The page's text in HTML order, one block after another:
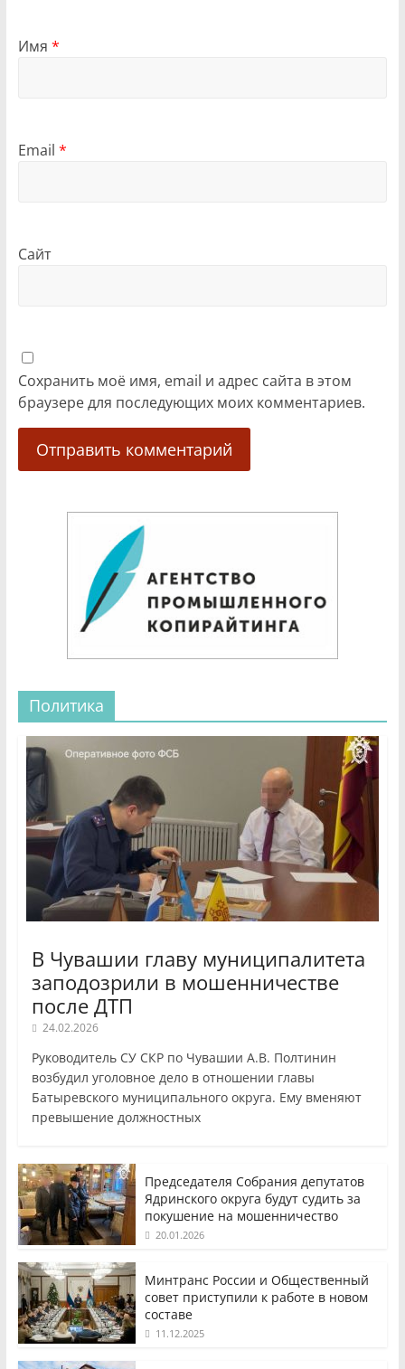
Имя *
Email *
Сайт
Сохранить моё имя, email и адрес сайта в этом
браузере для последующих моих комментариев.
Политика
В Чувашии главу муниципалитета
заподозрили в мошенничестве
после ДТП
24.02.2026
Руководитель СУ СКР по Чувашии А.В. Полтинин
возбудил уголовное дело в отношении главы
Батыревского муниципального округа. Ему вменяют
превышение должностных
Председателя Собрания депутатов
Ядринского округа будут судить за
покушение на мошенничество
20.01.2026
Минтранс России и Общественный
совет приступили к работе в новом
составе
11.12.2025